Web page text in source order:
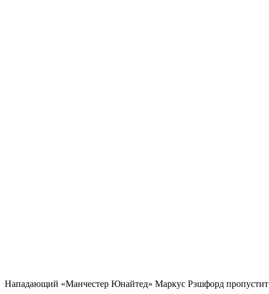
Нападающий «Манчестер Юнайтед» Маркус Рэшфорд пропустит